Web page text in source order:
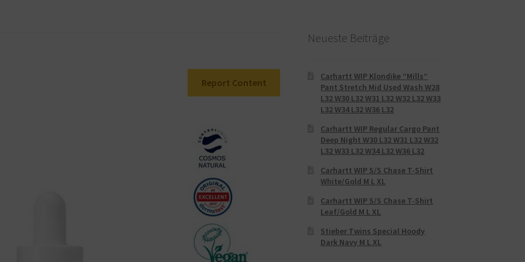
Report Content
Neueste Beiträge
Carhartt WIP Klondike “Mills“
Pant Stretch Mid Used Wash W28
L32 W30 L32 W31 L32 W32 L32 W33
L32 W34 L32 W36 L32
Carhartt WIP Regular Cargo Pant
Deep Night W30 L32 W31 L32 W32
L32 W33 L32 W34 L32 W36 L32
Carhartt WIP S/S Chase T-Shirt
White/Gold M L XL
Carhartt WIP S/S Chase T-Shirt
Leaf/Gold M L XL
Stieber Twins Special Hoody
Dark Navy M L XL